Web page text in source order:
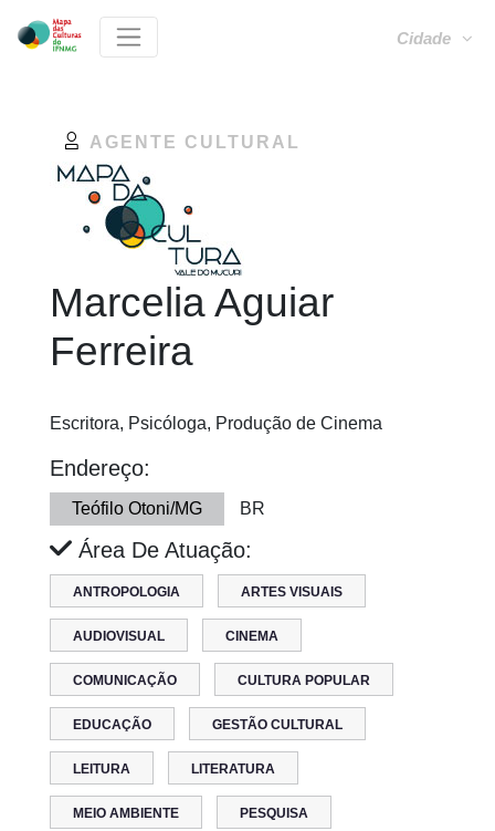
Cidade
AGENTE CULTURAL
Marcelia Aguiar
Ferreira
Escritora, Psicóloga, Produção de Cinema
Endereço:
Teófilo Otoni/MG BR
Área De Atuação:
ANTROPOLOGIA ARTES VISUAIS
AUDIOVISUAL CINEMA
COMUNICAÇÃO CULTURA POPULAR
EDUCAÇÃO GESTÃO CULTURAL
LEITURA LITERATURA
MEIO AMBIENTE PESQUISA